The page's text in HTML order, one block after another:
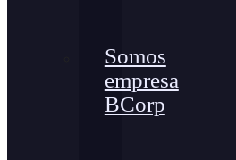
Somos
empresa
BCorp